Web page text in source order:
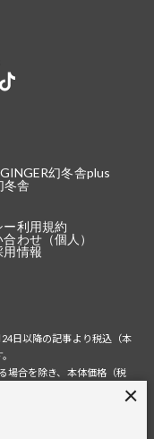
GINGER幻冬舎plus
冬舎
ー利用規約
わせ（個人）
用情報
日以降の記事より税込（本
場合を除き、本体価格（税
準じます。